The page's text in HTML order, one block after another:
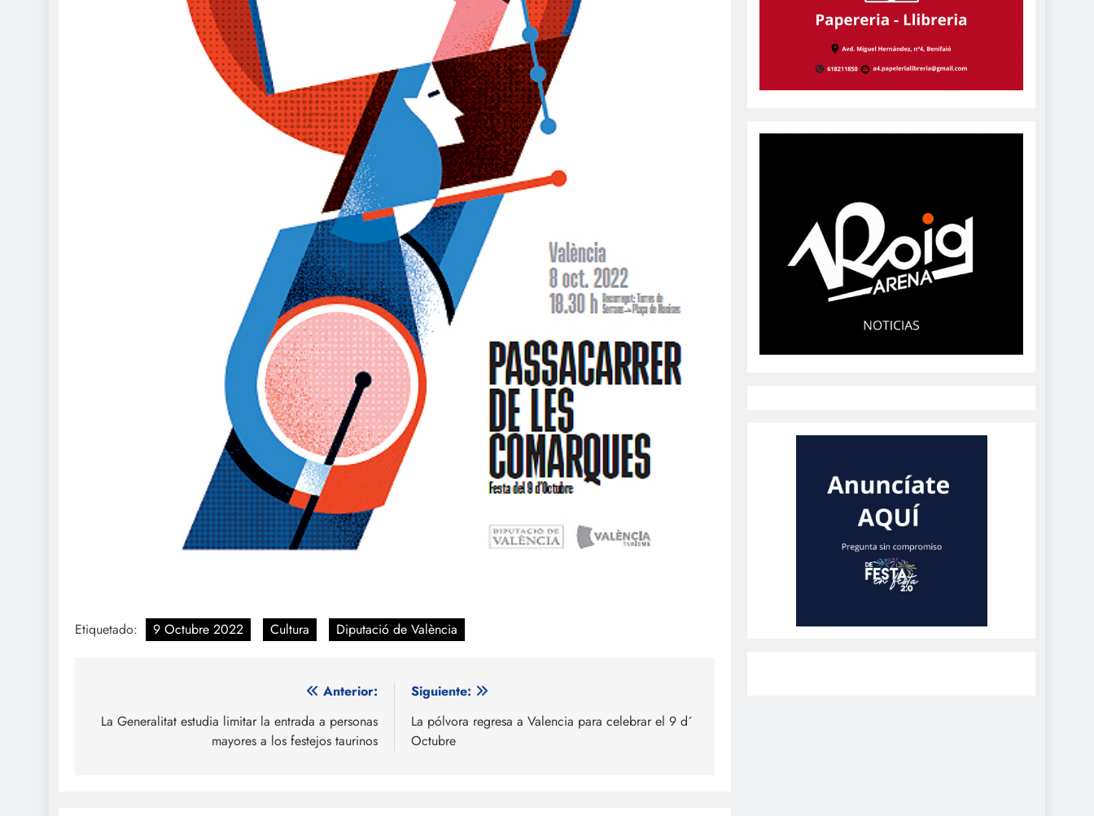
Etiquetado: 9 Octubre 2022 Cultura Diputació de València
de
Anterior:
La Generalitat estudia limitar la entrada a personas
mayores a los festejos taurinos
Siguiente:
La pólvora regresa a Valencia para celebrar el 9 d´
Octubre